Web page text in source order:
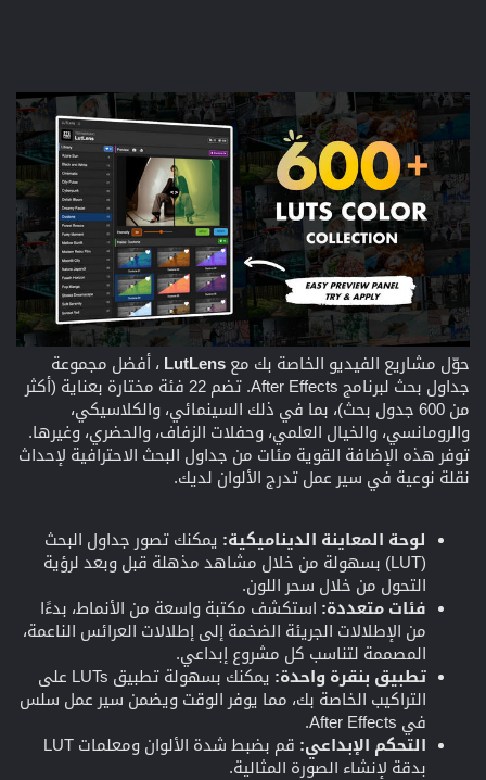
حوّل مشاريع الفيديو الخاصة بك مع LutLens ، أفضل مجموعة
جداول بحث لبرنامج After Effects. تضم 22 فئة مختارة بعناية (أكثر
من 600 جدول بحث)، بما في ذلك السينمائي، والكلاسيكي،
والرومانسي، والخيال العلمي، وحفلات الزفاف، والحضري، وغيرها.
توفر هذه الإضافة القوية مئات من جداول البحث الاحترافية لإحداث
نقلة نوعية في سير عمل تدرج الألوان لديك.
لوحة المعاينة الديناميكية: يمكنك تصور جداول البحث
(LUT) بسهولة من خلال مشاهد مذهلة قبل وبعد لرؤية
التحول من خلال سحر اللون.
فئات متعددة: استكشف مكتبة واسعة من الأنماط، بدءًا
من الإطلالات الجريئة الضخمة إلى إطلالات العرائس الناعمة،
المصممة لتناسب كل مشروع إبداعي.
تطبيق بنقرة واحدة:
يمكنك بسهولة تطبيق LUTs على
التراكيب الخاصة بك، مما يوفر الوقت ويضمن سير عمل سلس
في After Effects.
التحكم الإبداعي:
قم بضبط شدة الألوان ومعلمات LUT
بدقة لإنشاء الصورة المثالية.